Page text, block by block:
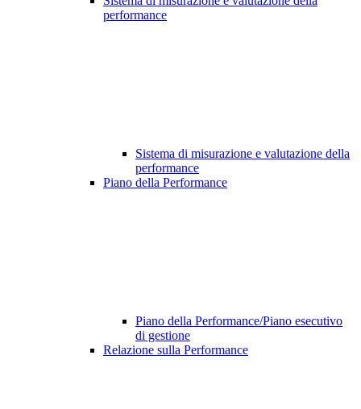
performance
Sistema di misurazione e valutazione della
performance
Piano della Performance
Piano della Performance/Piano esecutivo
di gestione
Relazione sulla Performance